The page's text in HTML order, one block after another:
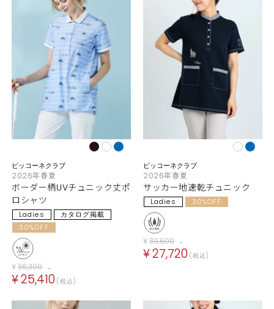
ピッコーネクラブ
2026年春夏
ボーダー柄UVチュニック丈ポ
ロシャツ
Ladies
カタログ掲載
30%OFF
¥36,300 →
¥25,410 税込
ピッコーネクラブ
2026年春夏
サッカー地速乾チュニック
Ladies 30%OFF
¥39,600 →
¥27,720 税込